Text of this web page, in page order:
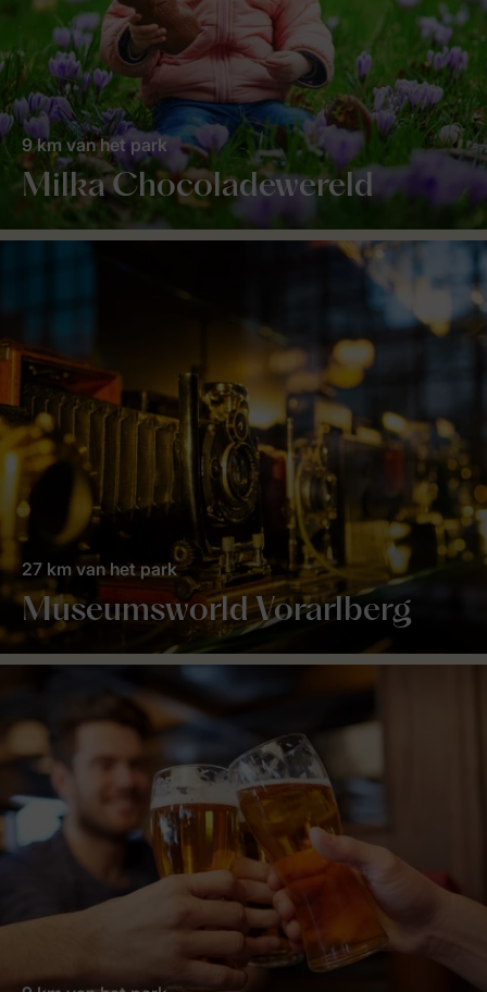
Milka Chocoladewereld
9 km van het park
Museumsworld Vorarlberg
27 km van het park